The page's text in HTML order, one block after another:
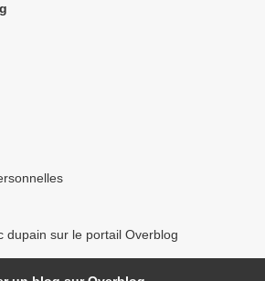
dupain sur le portail Overblog